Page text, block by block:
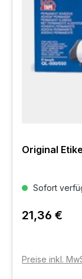
Original
Sofort
21,36 €
Preise inkl.